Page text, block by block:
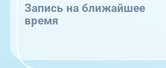
Запись на ближайшее
время